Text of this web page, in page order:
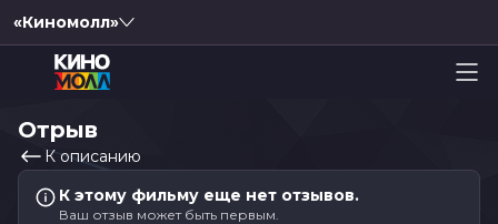
«Киномолл»
Отрыв
К описанию
К этому фильму еще нет отзывов.
Ваш отзыв может быть первым.